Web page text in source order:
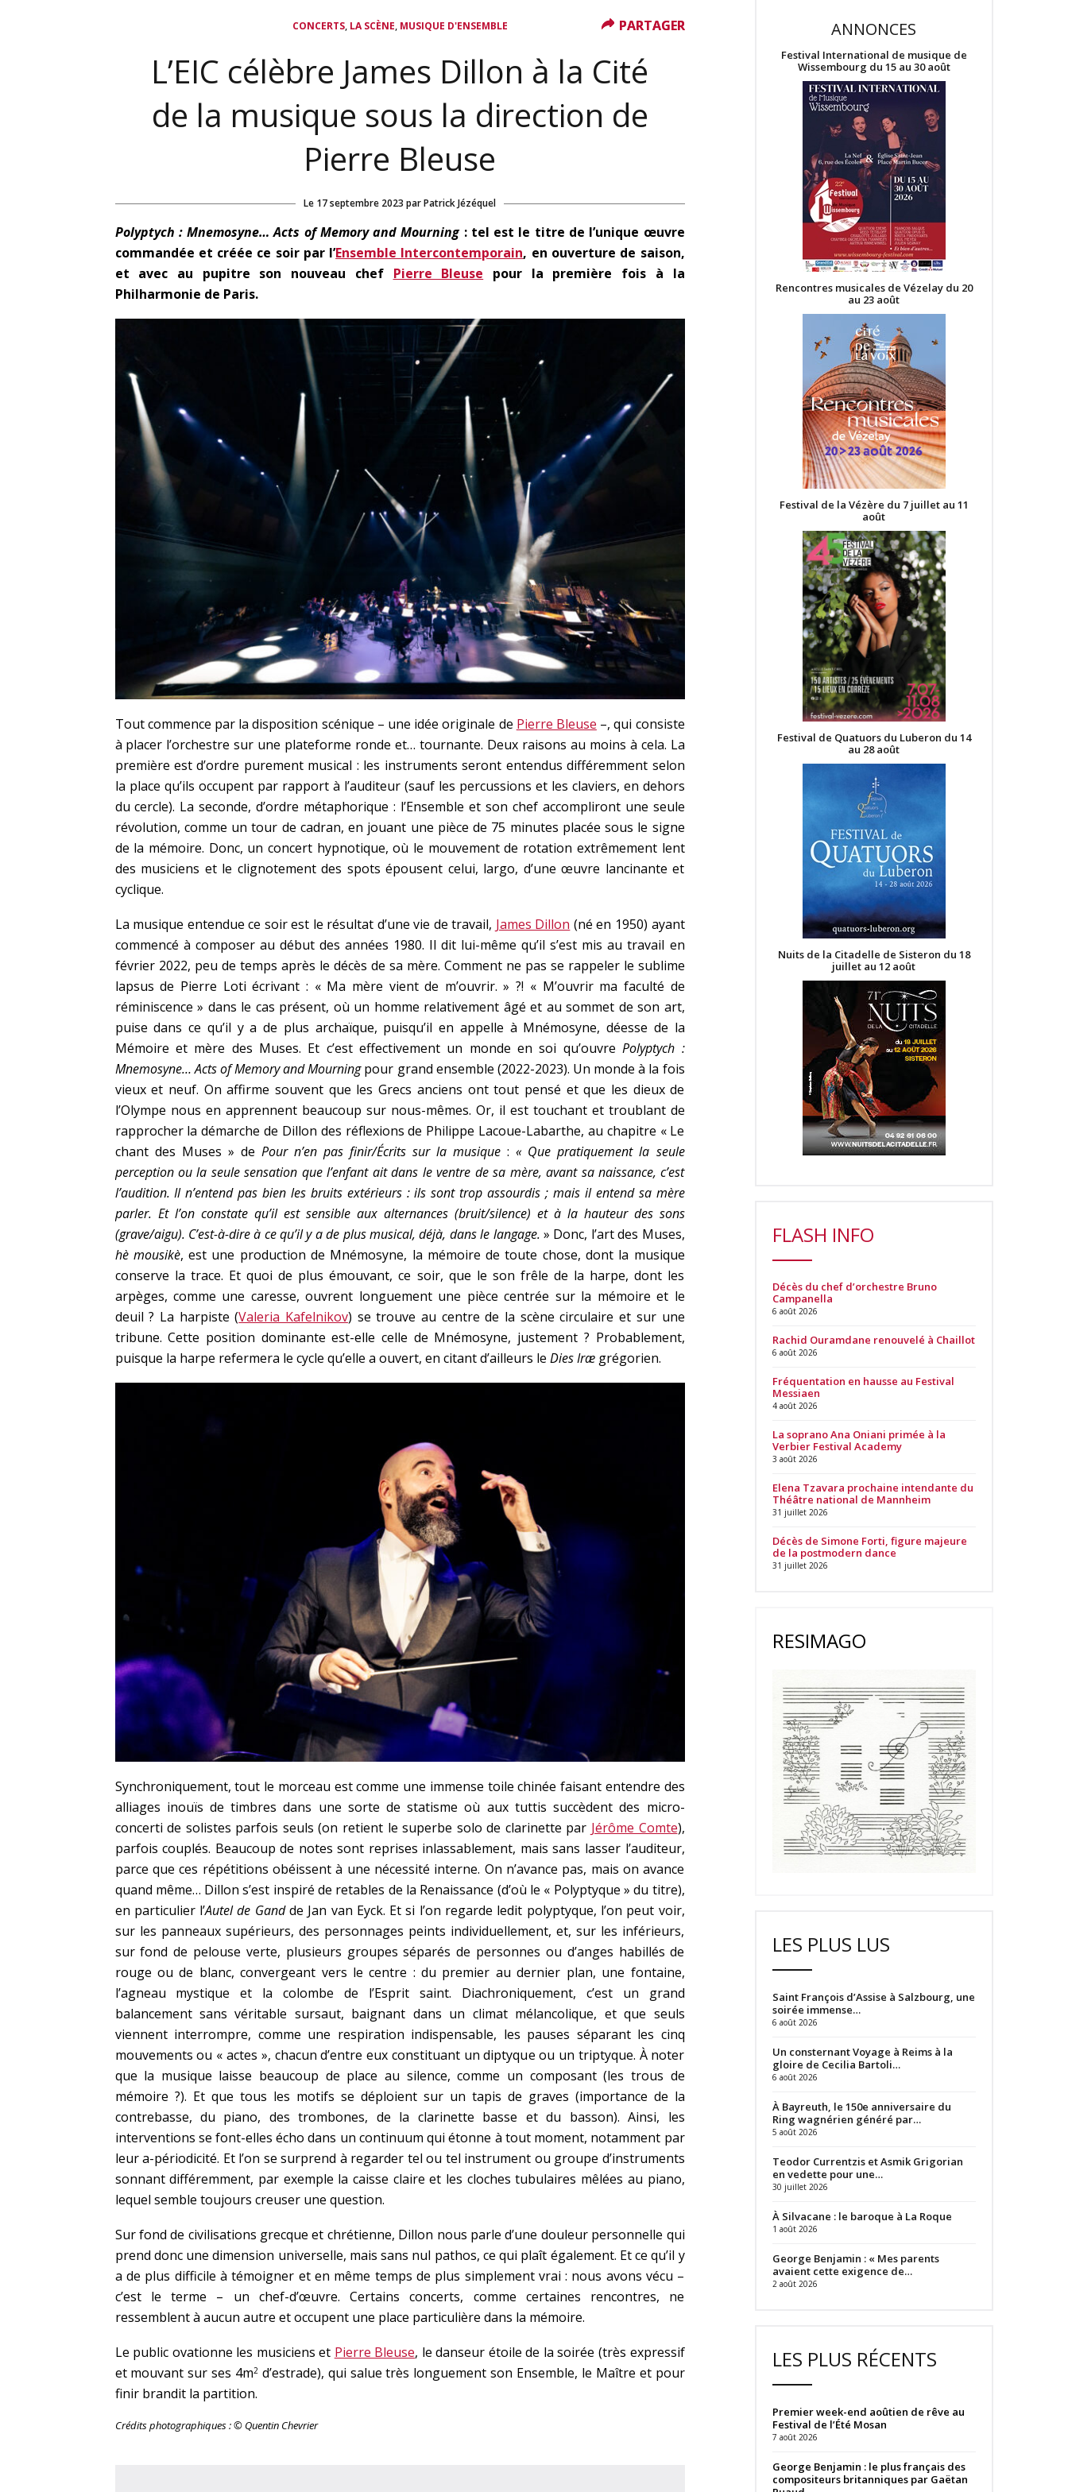
CONCERTS, LA SCÈNE, MUSIQUE D'ENSEMBLE
L’EIC célèbre James Dillon à la Cité
de la musique sous la direction de
Pierre Bleuse
Le 17 septembre 2023 parPatrick Jézéquel
Polyptych : Mnemosyne… Acts of Memory and Mourning: tel est le titre de l’unique œuvre
commandée et créée ce soir par l’Ensemble Intercontemporain, en ouverture de saison,
et avec au pupitre son nouveau chef Pierre Bleuse pour la première fois à la
Philharmonie de Paris.
Tout commence par la disposition scénique – une idée originale de Pierre Bleuse –, qui consiste
à placer l’orchestre sur une plateforme ronde et… tournante. Deux raisons au moins à cela. La
première est d’ordre purement musical : les instruments seront entendus différemment selon
la place qu’ils occupent par rapport à l’auditeur (sauf les percussions et les claviers, en dehors
du cercle). La seconde, d’ordre métaphorique : l’Ensemble et son chef accompliront une seule
révolution, comme un tour de cadran, en jouant une pièce de 75 minutes placée sous le signe
de la mémoire. Donc, un concert hypnotique, où le mouvement de rotation extrêmement lent
des musiciens et le clignotement des spots épousent celui, largo, d’une œuvre lancinante et
cyclique.
La musique entendue ce soir est le résultat d’une vie de travail, James Dillon (né en 1950) ayant
commencé à composer au début des années 1980. Il dit lui-même qu’il s’est mis au travail en
février 2022, peu de temps après le décès de sa mère. Comment ne pas se rappeler le sublime
lapsus de Pierre Loti écrivant : « Ma mère vient de m’ouvrir. » ?! « M’ouvrir ma faculté de
réminiscence » dans le cas présent, où un homme relativement âgé et au sommet de son art,
puise dans ce qu’il y a de plus archaïque, puisqu’il en appelle à Mnémosyne, déesse de la
Mémoire et mère des Muses. Et c’est effectivement un monde en soi qu’ouvrePolyptych :
Mnemosyne… Acts of Memory and Mourningpour grand ensemble (2022-2023). Un monde à la fois
vieux et neuf. On affirme souvent que les Grecs anciens ont tout pensé et que les dieux de
l’Olympe nous en apprennent beaucoup sur nous-mêmes. Or, il est touchant et troublant de
rapprocher la démarche de Dillon des réflexions de Philippe Lacoue-Labarthe, au chapitre « Le
chant des Muses » de Pour n’en pas finir/Écrits sur la musique : « Que pratiquement la seule
perception ou la seule sensation que l’enfant ait dans le ventre de sa mère, avant sa naissance, c’est
l’audition. Il n’entend pas bien les bruits extérieurs : ils sont trop assourdis ; mais il entend sa mère
parler. Et l’on constate qu’il est sensible aux alternances (bruit/silence) et à la hauteur des sons
(grave/aigu). C’est-à-dire à ce qu’il y a de plus musical, déjà, dans le langage. » Donc, l’art des Muses,
hè mousikè, est une production de Mnémosyne, la mémoire de toute chose, dont la musique
conserve la trace. Et quoi de plus émouvant, ce soir, que le son frêle de la harpe, dont les
arpèges, comme une caresse, ouvrent longuement une pièce centrée sur la mémoire et le
deuil ? La harpiste (Valeria Kafelnikov) se trouve au centre de la scène circulaire et sur une
tribune. Cette position dominante est-elle celle de Mnémosyne, justement ? Probablement,
puisque la harpe refermera le cycle qu’elle a ouvert, en citant d’ailleurs le Dies Iræ grégorien.
Synchroniquement, tout le morceau est comme une immense toile chinée faisant entendre des
alliages inouïs de timbres dans une sorte de statisme où aux tuttis succèdent des micro-
concerti de solistes parfois seuls (on retient le superbe solo de clarinette par Jérôme Comte),
parfois couplés. Beaucoup de notes sont reprises inlassablement, mais sans lasser l’auditeur,
parce que ces répétitions obéissent à une nécessité interne. On n’avance pas, mais on avance
quand même… Dillon s’est inspiré de retables de la Renaissance (d’où le « Polyptyque » du titre),
en particulier l’Autel de Gandde Jan van Eyck. Et si l’on regarde ledit polyptyque, l’on peut voir,
sur les panneaux supérieurs, des personnages peints individuellement, et, sur les inférieurs,
sur fond de pelouse verte, plusieurs groupes séparés de personnes ou d’anges habillés de
rouge ou de blanc, convergeant vers le centre : du premier au dernier plan, une fontaine,
l’agneau mystique et la colombe de l’Esprit saint. Diachroniquement, c’est un grand
balancement sans véritable sursaut, baignant dans un climat mélancolique, et que seuls
viennent interrompre, comme une respiration indispensable, les pauses séparant les cinq
mouvements ou « actes », chacun d’entre eux constituant un diptyque ou un triptyque. À noter
que la musique laisse beaucoup de place au silence, comme un composant (les trous de
mémoire ?). Et que tous les motifs se déploient sur un tapis de graves (importance de la
contrebasse, du piano, des trombones, de la clarinette basse et du basson). Ainsi, les
interventions se font-elles écho dans un continuum qui étonne à tout moment, notamment par
leur a-périodicité. Et l’on se surprend à regarder tel ou tel instrument ou groupe d’instruments
sonnant différemment, par exemple la caisse claire et les cloches tubulaires mêlées au piano,
lequel semble toujours creuser une question.
Sur fond de civilisations grecque et chrétienne, Dillon nous parle d’une douleur personnelle qui
prend donc une dimension universelle, mais sans nul pathos, ce qui plaît également. Et ce qu’il y
a de plus difficile à témoigner et en même temps de plus simplement vrai : nous avons vécu –
c’est le terme – un chef-d’œuvre. Certains concerts, comme certaines rencontres, ne
ressemblent à aucun autre et occupent une place particulière dans la mémoire.
Le public ovationne les musiciens et Pierre Bleuse, le danseur étoile de la soirée (très expressif
et mouvant sur ses 4m2d’estrade), qui salue très longuement son Ensemble, le Maître et pour
finir brandit la partition.
Crédits photographiques : © Quentin Chevrier
PARTAGER
PARTAGER ANNONCES
Festival International de musique de
Wissembourg du 15 au 30 août
Rencontres musicales de Vézelay du 20
au 23 août
Festival de la Vézère du 7 juillet au 11
août
Festival de Quatuors du Luberon du 14
au 28 août
Nuits de la Citadelle de Sisteron du 18
juillet au 12 août
FLASH INFO
Décès du chef d’orchestre Bruno
Campanella
6 août 2026
Rachid Ouramdane renouvelé à Chaillot
6 août 2026
Fréquentation en hausse au Festival
Messiaen
4 août 2026
La soprano Ana Oniani primée à la
Verbier Festival Academy
3 août 2026
Elena Tzavara prochaine intendante du
Théâtre national de Mannheim
31 juillet 2026
Décès de Simone Forti, figure majeure
de la postmodern dance
31 juillet 2026
RESIMAGO
LES PLUS LUS
Saint François d’Assise à Salzbourg, une
soirée immense…
6 août 2026
Un consternant Voyage à Reims à la
gloire de Cecilia Bartoli…
6 août 2026
À Bayreuth, le 150e anniversaire du
Ring wagnérien généré par…
5 août 2026
Teodor Currentzis et Asmik Grigorian
en vedette pour une…
30 juillet 2026
À Silvacane : le baroque à La Roque
1 août 2026
George Benjamin : « Mes parents
avaient cette exigence de…
2 août 2026
LES PLUS RÉCENTS
Premier week-end aoûtien de rêve au
Festival de l’Été Mosan
7 août 2026
George Benjamin : le plus français des
compositeurs britanniques par Gaëtan